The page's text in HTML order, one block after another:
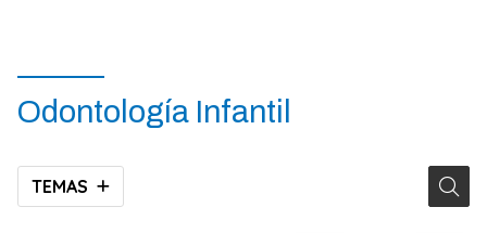
Odontología Infantil
TEMAS